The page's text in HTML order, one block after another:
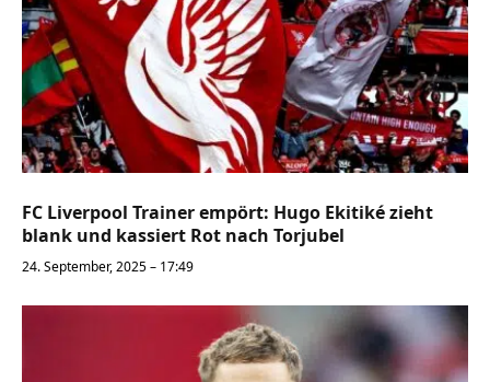
FC Liverpool Trainer empört: Hugo Ekitiké zieht
blank und kassiert Rot nach Torjubel
24. September, 2025 – 17:49